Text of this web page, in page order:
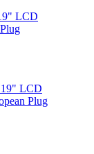
LCD
LCD
Plug